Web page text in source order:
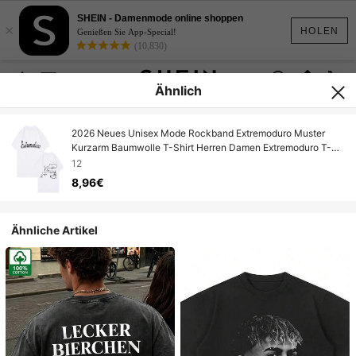
HOLEN
×
SHEIN - Damenmode online shoppen
Genießen Sie App-Special!
(10,830)
Ähnlich
2026 Neues Unisex Mode Rockband Extremoduro Muster
Kurzarm Baumwolle T-Shirt Herren Damen Extremoduro T-
Shirt Extremoduro Y2k
12
8,96€
Ähnliche Artikel